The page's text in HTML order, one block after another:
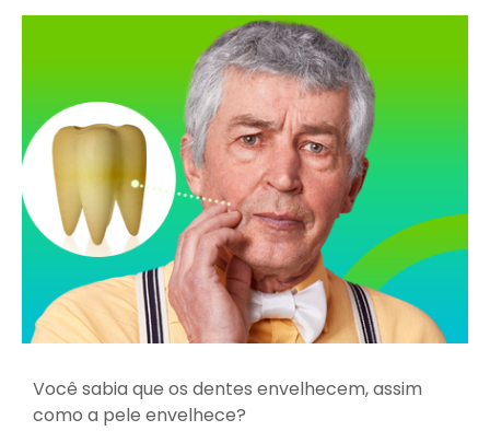
Você sabia que os dentes envelhecem, assim
como a pele envelhece?